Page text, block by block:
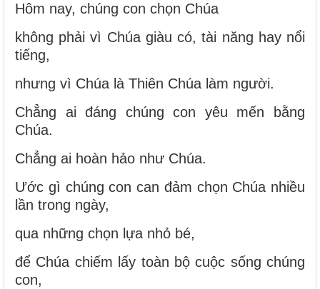
Hôm nay, chúng con chọn Chúa
không phải vì Chúa giàu có, tài năng hay nổi
tiếng,
nhưng vì Chúa là Thiên Chúa làm người.
Chẳng ai đáng chúng con yêu mến bằng
Chúa.
Chẳng ai hoàn hảo như Chúa.
Ước gì chúng con can đảm chọn Chúa nhiều
lần trong ngày,
qua những chọn lựa nhỏ bé,
để Chúa chiếm lấy toàn bộ cuộc sống chúng
con,